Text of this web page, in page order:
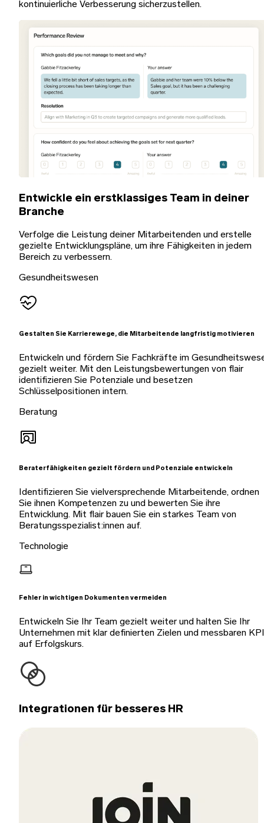
kontinuierliche Verbesserung sicherzustellen.
Entwickle ein erstklassiges Team in deiner
Branche
Verfolge die Leistung deiner Mitarbeitenden und erstelle
gezielte Entwicklungspläne, um ihre Fähigkeiten in jedem
Bereich zu verbessern.
Gesundheitswesen
Gestalten Sie Karrierewege, die Mitarbeitende langfristig motivieren
Entwickeln und fördern Sie Fachkräfte im
gezielt weiter. Mit den Leistungsbewertungen von flair
identifizieren Sie Potenziale und besetzen
Schlüsselpositionen intern.
Beratung
Beraterfähigkeiten gezielt fördern und Potenziale entwickeln
Identifizieren Sie vielversprechende Mitarbeitende, ordnen
Sie ihnen Kompetenzen zu und bewerten Sie ihre
Entwicklung. Mit flair bauen Sie ein starkes Team von
Beratungsspezialist:innen auf.
Technologie
Fehler in wichtigen Dokumenten vermeiden
Entwickeln Sie Ihr Team gezielt weiter und halten Sie Ihr
Unternehmen mit klar definierten Zielen und messbaren
auf Erfolgskurs.
Integrationen für besseres HR